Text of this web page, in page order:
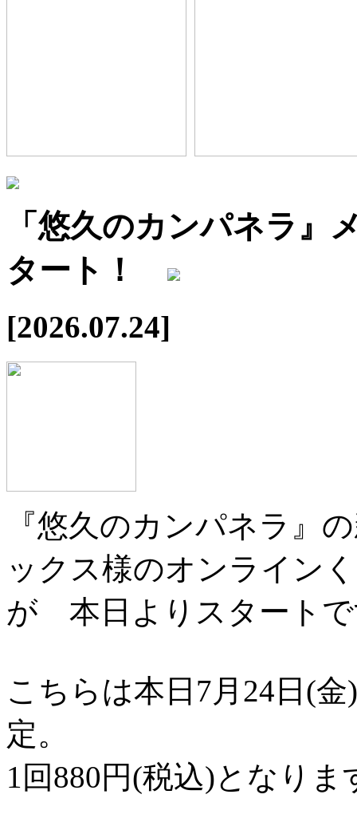
「悠久のカンパネラ』
タート！
[2026.07.24]
『悠久のカンパネラ』
ックス様のオンライン
が 本日よりスタート
こちらは本日7月24日(
定。
1回880円(税込)となりま